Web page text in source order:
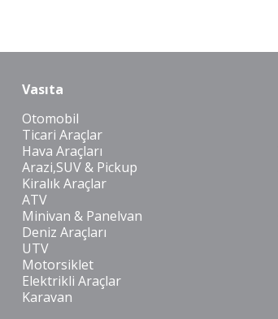
Vasıta
Otomobil
Ticari Araçlar
Hava Araçları
Arazi,SUV & Pickup
Kiralık Araçlar
ATV
Minivan & Panelvan
Deniz Araçları
UTV
Motorsiklet
Elektrikli Araçlar
Karavan